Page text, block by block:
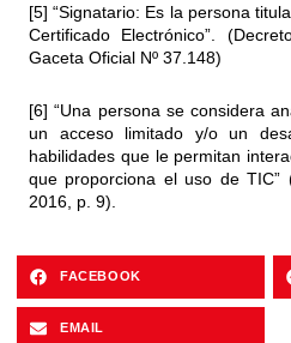
[5] “Signatario: Es la persona
Certificado Electrónico”.
Gaceta Oficial Nº 37.148)
[6] “Una persona se considera
un acceso limitado y/o un
habilidades que le permitan
que proporciona el uso de TIC”
2016, p. 9).
FACEBOOK
EMAIL